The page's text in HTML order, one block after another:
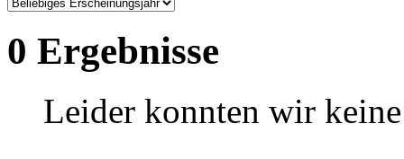
0 Ergebnisse
Leider konnten wir